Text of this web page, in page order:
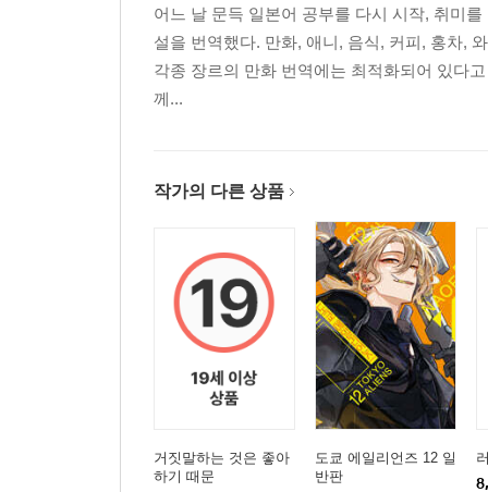
어느 날 문득 일본어 공부를 다시 시작, 취미
설을 번역했다. 만화, 애니, 음식, 커피, 홍차,
각종 장르의 만화 번역에는 최적화되어 있다
께...
작가의 다른 상품
거짓말하는 것은 좋아
하기 때문
도쿄 에일리언즈 12 일
반판